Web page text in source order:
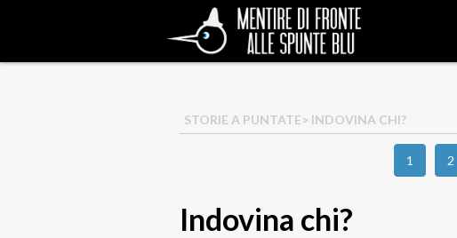
STORIE A PUNTATE> INDOVINA CHI?
1 2
Indovina chi?